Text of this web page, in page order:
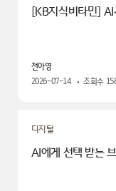
[KB지식비타민]
전아영
2026-07-14
조회수
디지털
AI에게 선택 받는